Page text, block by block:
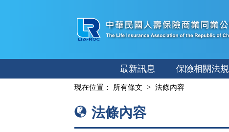
容
最新訊息 保險相關法規
現在位置： 所有條文 法條內容
法條內容